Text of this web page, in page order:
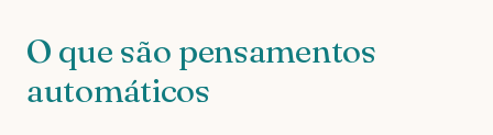
O que são pensamentos
automáticos